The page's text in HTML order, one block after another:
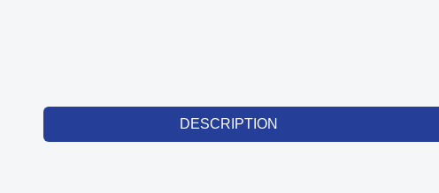
DESCRIPTION